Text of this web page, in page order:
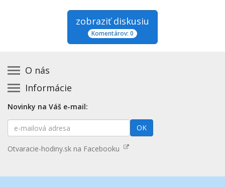
zobraziť diskusiu
Komentárov: 0
O nás
Kontakt na prevádzkovateľa
Zásady používania cookies
Prehlásenie o prístupnosti
Mapa stránok
Informácie
Základná registrácia otváracích hodín zadarmo
Platené služby
Nenašli ste otváracie hodiny? Pošlite nám tip
Aktualizácia otváracích hodín
Novinky na Váš e-mail:
E-
mailová
OK
Otvaracie-hodiny.sk na Facebooku